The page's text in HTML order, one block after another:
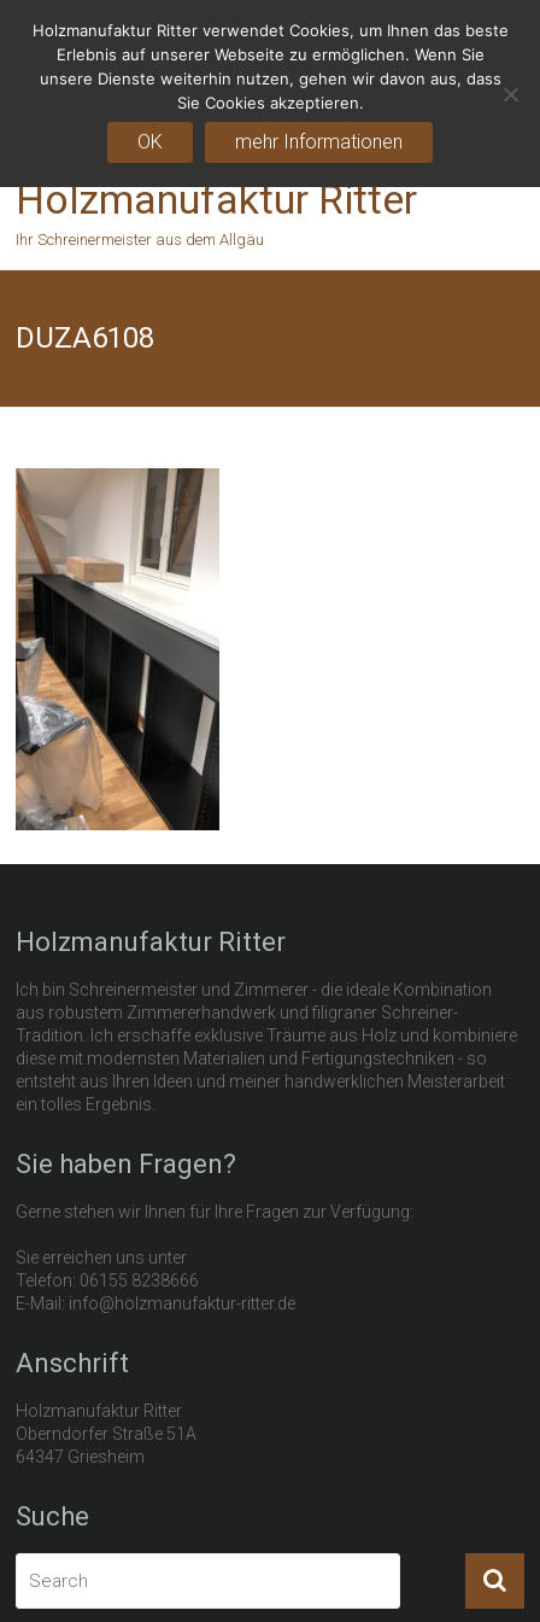
Fragen? Rufen Sie uns an - 06155 8238666
Holzmanufaktur Ritter
Ihr Schreinermeister aus dem Allgäu
DUZA6108
Holzmanufaktur Ritter
Ich bin Schreinermeister und Zimmerer - die ideale Kombination
aus robustem Zimmererhandwerk und filigraner Schreiner-
Tradition. Ich erschaffe exklusive Träume aus Holz und kombiniere
diese mit modernsten Materialien und Fertigungstechniken - so
entsteht aus Ihren Ideen und meiner handwerklichen Meisterarbeit
ein tolles Ergebnis.
Sie haben Fragen?
Gerne stehen wir Ihnen für Ihre Fragen zur Verfügung:
Sie erreichen uns unter
Telefon: 06155 8238666
E-Mail: info@holzmanufaktur-ritter.de
Anschrift
Holzmanufaktur Ritter
Oberndorfer Straße 51A
64347 Griesheim
Suche
Holzmanufaktur Ritter verwendet Cookies, um Ihnen das beste
Erlebnis auf unserer Webseite zu ermöglichen. Wenn Sie
unsere Dienste weiterhin nutzen, gehen wir davon aus, dass
Sie Cookies akzeptieren.
OK mehr Informationen